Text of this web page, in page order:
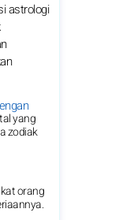
astrologi
yang
zodiak
orang